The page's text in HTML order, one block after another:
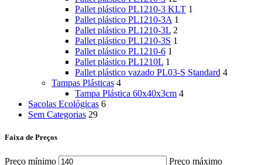
Pallet plástico PL1210-3 KLT 1
Pallet plástico PL1210-3A 1
Pallet plástico PL1210-3L 2
Pallet plástico PL1210-3S 1
Pallet plástico PL1210-6 1
Pallet plástico PL1210L 1
Pallet plástico vazado PL03-S Standard 4
Tampas Plásticas 4
Tampa Plástica 60x40x3cm 4
Sacolas Ecológicas 6
Sem Categorias 29
Faixa de Preços
Preço mínimo Preço máximo